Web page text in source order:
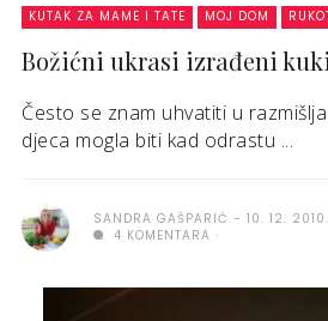
KUTAK ZA MAME I TATE MOJ DOM
Božićni ukrasi izrađeni
Često se znam uhvatiti u
djeca mogla biti kad odrastu ...
SANDRA GAŠPARIĆ
10. 12. 2010.
4 KOMENTARA